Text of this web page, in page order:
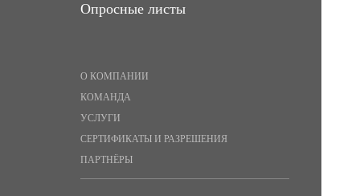
Опросные листы
О КОМПАНИИ
КОМАНДА
УСЛУГИ
СЕРТИФИКАТЫ И РАЗРЕШЕНИЯ
ПАРТНЁРЫ